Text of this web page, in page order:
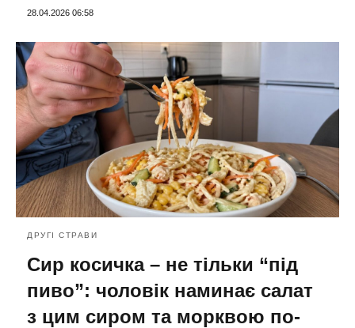
28.04.2026 06:58
ДРУГІ СТРАВИ
Сир косичка – не тільки “під
пиво”: чоловік наминає салат
з цим сиром та морквою по-